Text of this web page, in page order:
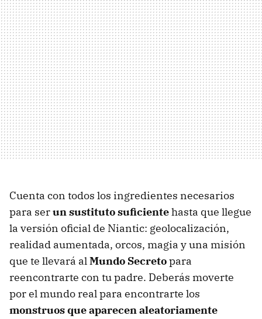
Cuenta con todos los ingredientes necesarios
para serun sustituto suficientehasta que llegue
la versión oficial de Niantic: geolocalización,
realidad aumentada, orcos, magia y una misión
que te llevará alMundo Secretopara
reencontrarte con tu padre. Deberás moverte
por el mundo real para encontrarte los
monstruos que aparecen aleatoriamente